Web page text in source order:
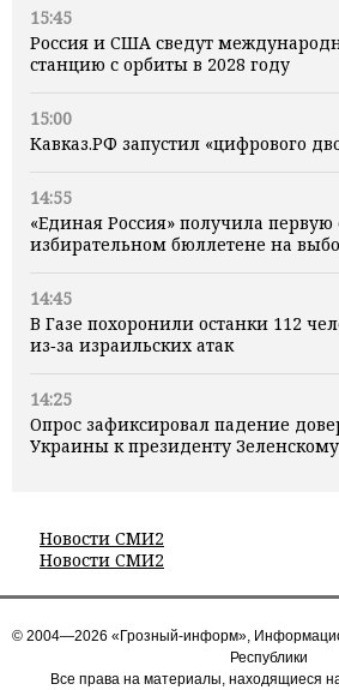
15:45
Россия и США сведут
станцию с орбиты в 2028 году
15:00
Кавказ.РФ запустил «цифрового
14:55
«Единая Россия» получила первую
избирательном бюллетене на
14:45
В Газе похоронили останки 112
из‑за израильских атак
14:25
Опрос зафиксировал падение
Украины к президенту Зеленскому
Новости СМИ2
Новости СМИ2
© 2004—2026 «Грозный-информ»,
Республики
Все права на материалы, находящиеся